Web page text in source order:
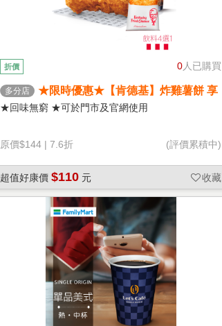
0人已購買
折價
多分店
★限時優惠★【肯德基】炸雞薯餅 享
樂券
★回味無窮 ★可於門市及官網使用
原價$144 | 7.6折 (評價累積中)
超值好康價 $110 元 收藏